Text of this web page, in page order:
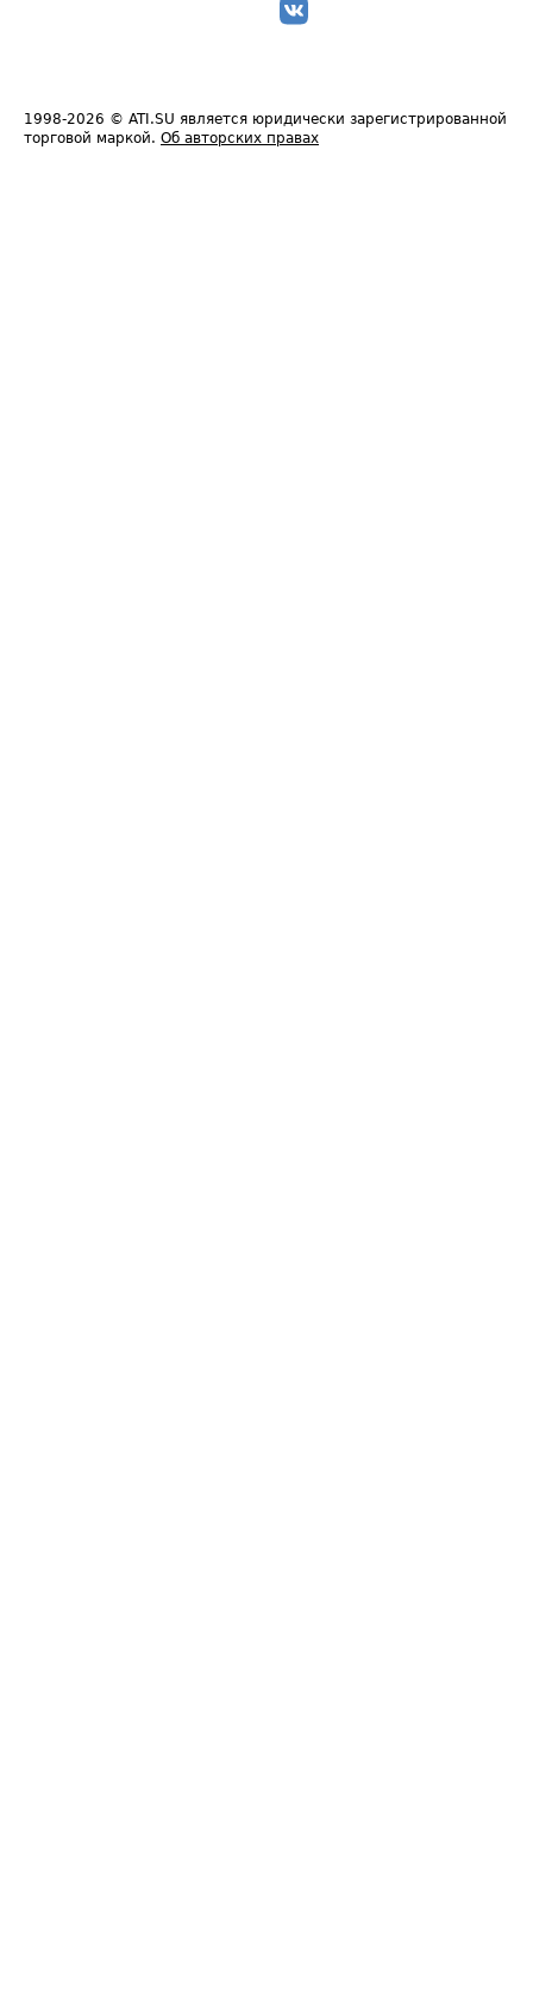
1998-2026 © ATI.SU является юридически зарегистрированной
торговой маркой. Об авторских правах